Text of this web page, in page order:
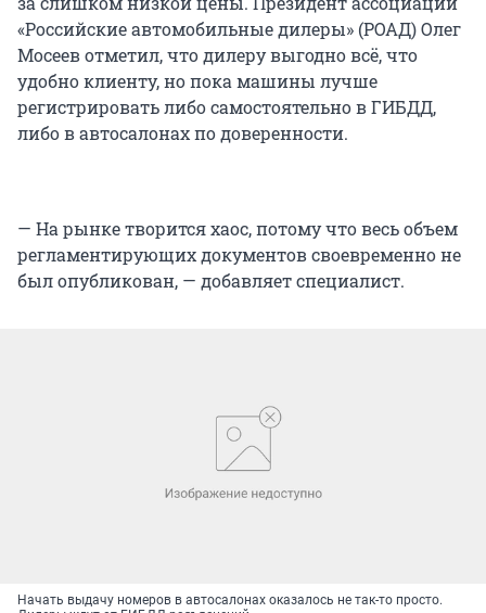
«Российские автомобильные дилеры» (РОАД) Олег
Мосеев отметил, что дилеру выгодно всё, что
удобно клиенту, но пока машины лучше
регистрировать либо самостоятельно в ГИБДД,
либо в автосалонах по доверенности.
— На рынке творится хаос, потому что весь объем
регламентирующих документов своевременно не
был опубликован, — добавляет специалист.
Начать выдачу номеров в автосалонах оказалось не так-то просто.